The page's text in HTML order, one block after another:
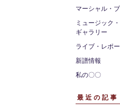
マーシャル・
ミュージック
ギャラリー
ライブ・レポー
新譜情報
私の〇〇
最近の記事